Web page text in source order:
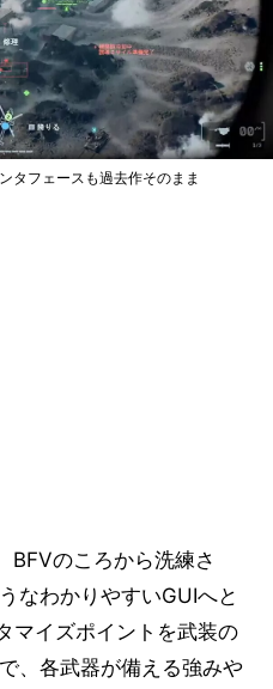
タフェースも過去作そのまま
BFVのころから洗練さ
なわかりやすいGUIへと
マイズポイントを武装の
、各武器が備える強みや